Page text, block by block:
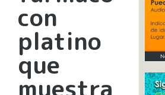
con
platino
que